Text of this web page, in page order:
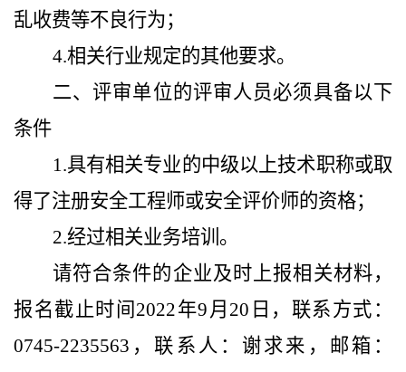
乱收费等不良行为；
4.相关行业规定的其他要求。
二、评审单位的评审人员必须具备以下
条件
1.具有相关专业的中级以上技术职称或取
得了注册安全工程师或安全评价师的资格；
2.经过相关业务培训。
请符合条件的企业及时上报相关材料，
报名截止时间 2022年9 月 20 日，联系方式：
0745-2235563 ，联系人：谢求来，邮箱：